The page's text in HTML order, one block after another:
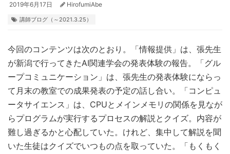
2019年6月17日 HirofumiAbe
講師ブログ（～2021.3.25）
今回のコンテンツは次のとおり。「情報提供」は、張先生
が新潟で行ってきたAI関連学会の発表体験の報告。「グル
ープコミュニケーション」は、張先生の発表体験にならっ
て月末の教室での成果発表の予定の話し合い。「コンピュ
ータサイエンス」は、CPUとメインメモリの関係を見なが
らプログラムが実行するプロセスの解説とクイズ。内容が
難し過ぎるかと心配していた。けれど、集中して解説を聞
いた生徒はクイズでいつもの点を取っていた。「もくもく